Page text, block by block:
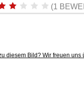
(1
diesem Bild? Wir freuen uns